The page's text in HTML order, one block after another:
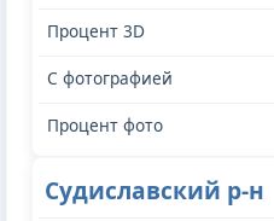
Судиславский р-н